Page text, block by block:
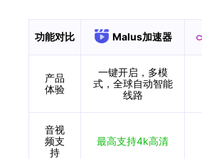
功能对比 Malus加速器
产品
体验
一键开启，多模
式，全球自动智能
线路
音视
频支
持
最高支持4k高清